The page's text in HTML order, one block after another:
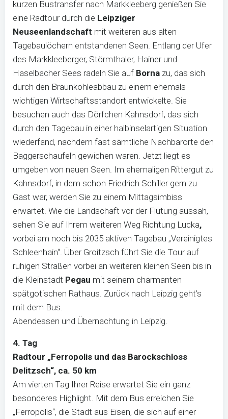
kurzen Bustransfer nach Markkleeberg genießen Sie
eine Radtour durch die Leipziger
Neuseenlandschaft mit weiteren aus alten
Tagebaulöchern entstandenen Seen. Entlang der Ufer
des Markkleeberger, Störmthaler, Hainer und
Haselbacher Sees radeln Sie auf Borna zu, das sich
durch den Braunkohleabbau zu einem ehemals
wichtigen Wirtschaftsstandort entwickelte. Sie
besuchen auch das Dörfchen Kahnsdorf, das sich
durch den Tagebau in einer halbinselartigen Situation
wiederfand, nachdem fast sämtliche Nachbarorte den
Baggerschaufeln gewichen waren. Jetzt liegt es
umgeben von neuen Seen. Im ehemaligen Rittergut zu
Kahnsdorf, in dem schon Friedrich Schiller gern zu
Gast war, werden Sie zu einem Mittagsimbiss
erwartet. Wie die Landschaft vor der Flutung aussah,
sehen Sie auf Ihrem weiteren Weg Richtung Lucka,
vorbei am noch bis 2035 aktiven Tagebau „Vereinigtes
Schleenhain“. Über Groitzsch führt Sie die Tour auf
ruhigen Straßen vorbei an weiteren kleinen Seen bis in
die Kleinstadt Pegau mit seinem charmanten
spätgotischen Rathaus. Zurück nach Leipzig geht’s
mit dem Bus.
Abendessen und Übernachtung in Leipzig.
4. Tag
Radtour „Ferropolis und das Barockschloss
Delitzsch“, ca. 50 km
Am vierten Tag Ihrer Reise erwartet Sie ein ganz
besonderes Highlight. Mit dem Bus erreichen Sie
„Ferropolis“, die Stadt aus Eisen, die sich auf einer